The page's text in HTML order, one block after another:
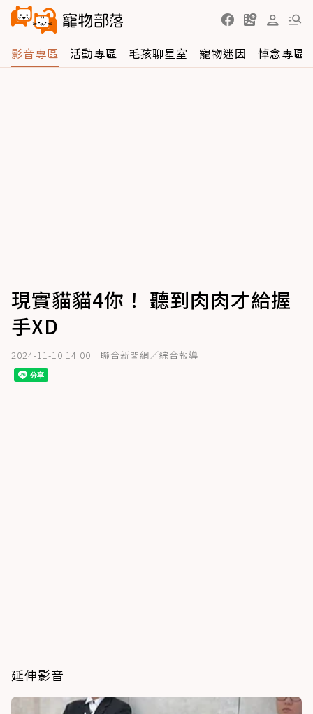
影音專區 活動專區 毛孩聊星室 寵物迷因 悼念專區
現實貓貓4你！ 聽到肉肉才給握
手XD
2024-11-10 14:00 聯合新聞網／綜合報導
延伸影音